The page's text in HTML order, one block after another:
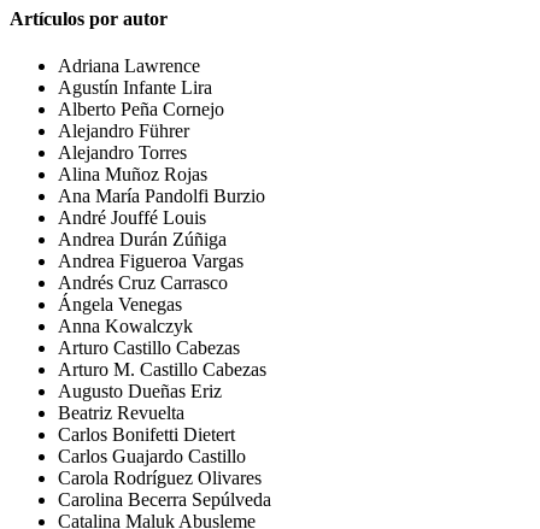
Artículos por autor
Adriana Lawrence
Agustín Infante Lira
Alberto Peña Cornejo
Alejandro Führer
Alejandro Torres
Alina Muñoz Rojas
Ana María Pandolfi Burzio
André Jouffé Louis
Andrea Durán Zúñiga
Andrea Figueroa Vargas
Andrés Cruz Carrasco
Ángela Venegas
Anna Kowalczyk
Arturo Castillo Cabezas
Arturo M. Castillo Cabezas
Augusto Dueñas Eriz
Beatriz Revuelta
Carlos Bonifetti Dietert
Carlos Guajardo Castillo
Carola Rodríguez Olivares
Carolina Becerra Sepúlveda
Catalina Maluk Abusleme